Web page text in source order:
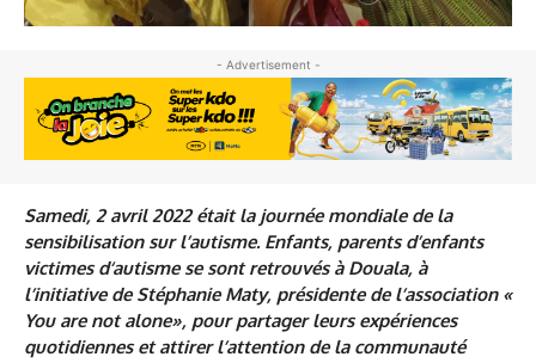
- Advertisement -
Samedi, 2 avril 2022 était la journée mondiale de la
sensibilisation sur l’autisme. Enfants, parents d’enfants
victimes d‘autisme se sont retrouvés à Douala, à
l’initiative de Stéphanie Maty, présidente de l’association «
You are not alone», pour partager leurs expériences
quotidiennes et attirer l’attention de la communauté